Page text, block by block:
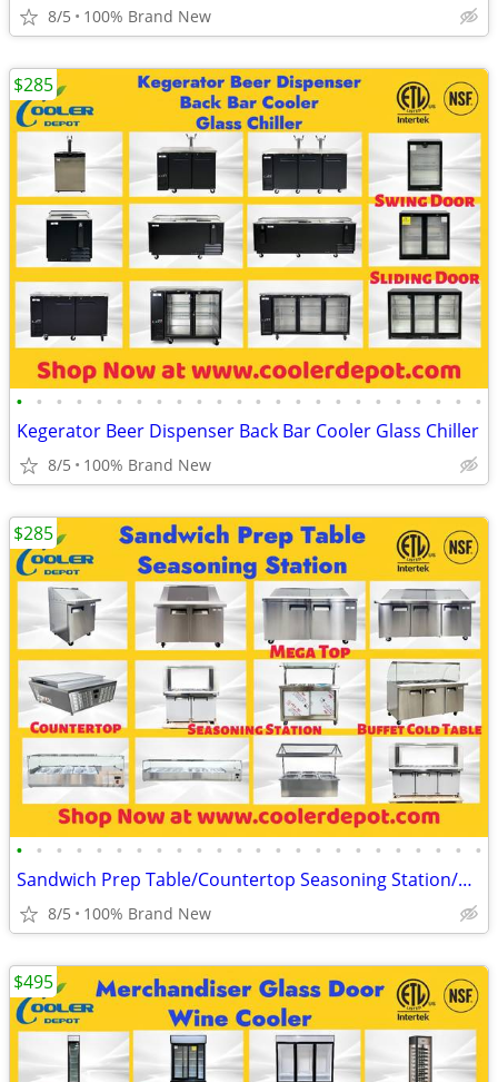
8/5 100% Brand New
• • • • • • • • • • • • • • • • • • • • • • • •
Kegerator Beer Dispenser Back Bar Cooler Glass Chiller
8/5 100% Brand New
$285
• • • • • • • • • • • • • • • • • • • • • • • •
Sandwich Prep Table/Countertop Seasoning Station/Buffet Cold Table
8/5 100% Brand New
$285
$495